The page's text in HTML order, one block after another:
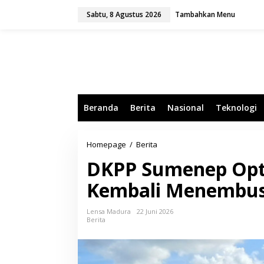
Sabtu, 8 Agustus 2026 Tambahkan Menu
Beranda Berita Nasional Teknologi
Homepage / Berita
P
P
S
u
m
e
p
O
DKPP Sumenep
Kembali
Lensa Madura
22 Juni 2026
Berita